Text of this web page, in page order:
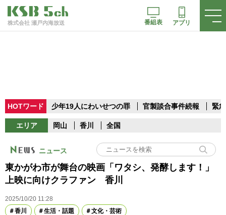
株式会社 瀬戸内海放送 番組表 アプリ
HOTワード 少年19人にわいせつの罪 官製談合事件続報 緊
エリア 岡山 香川 全国
ニュース
東かがわ市が舞台の映画「ワタシ、発酵します！」
上映に向けクラファン 香川
2025/10/20 11:28
香川
生活・話題 文化・芸術